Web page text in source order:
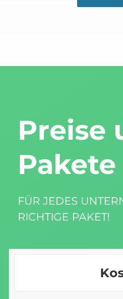
Preise
Pakete
FÜR JEDES
RICHTIGE PAKET!